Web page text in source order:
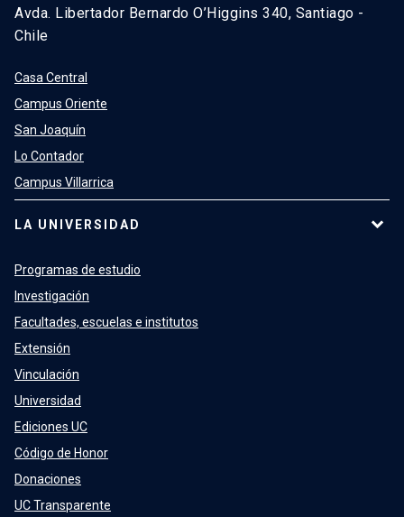
Avda. Libertador Bernardo O’Higgins 340, Santiago -
Chile
Casa Central
Campus Oriente
San Joaquín
Lo Contador
Campus Villarrica
LA UNIVERSIDAD
Programas de estudio
Investigación
Facultades, escuelas e institutos
Extensión
Vinculación
Universidad
Ediciones UC
Código de Honor
Donaciones
UC Transparente